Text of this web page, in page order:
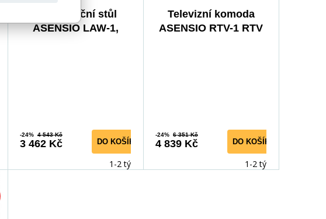
Konferenční stůl
ASENSIO LAW-1,
-24% 4 543 Kč
3 462 Kč DO KOŠÍKU
1-2 týdny
Televizní komoda
ASENSIO RTV-1 RTV
-24% 6 351 Kč
4 839 Kč DO KOŠÍKU
1-2 týdny